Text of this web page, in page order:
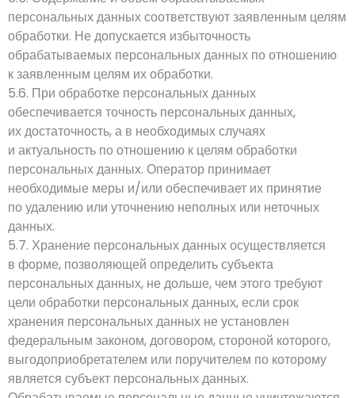
персональных данных соответствуют заявленным целям
обработки. Не допускается избыточность
обрабатываемых персональных данных по отношению
к заявленным целям их обработки.
5.6. При обработке персональных данных
обеспечивается точность персональных данных,
их достаточность, а в необходимых случаях
и актуальность по отношению к целям обработки
персональных данных. Оператор принимает
необходимые меры и/или обеспечивает их принятие
по удалению или уточнению неполных или неточных
данных.
5.7. Хранение персональных данных осуществляется
в форме, позволяющей определить субъекта
персональных данных, не дольше, чем этого требуют
цели обработки персональных данных, если срок
хранения персональных данных не установлен
федеральным законом, договором, стороной которого,
выгодоприобретателем или поручителем по которому
является субъект персональных данных.